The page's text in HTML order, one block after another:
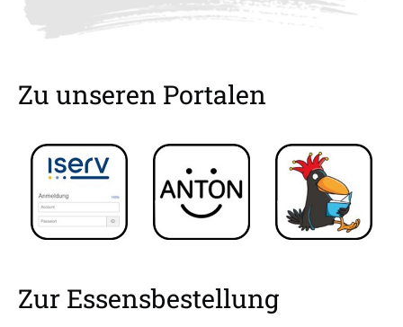
Zu unseren Portalen
Zur Essensbestellung